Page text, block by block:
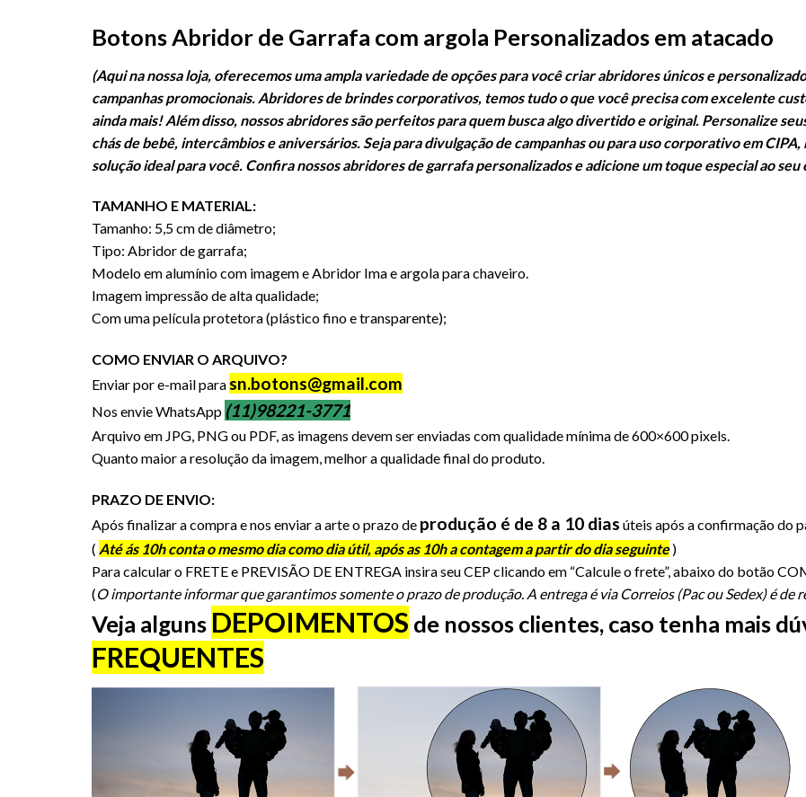
Botons Abridor de Garrafa com argola Personalizados em atacado
(Aqui na nossa loja, oferecemos uma ampla variedade de opções para você criar abridores únicos e
campanhas promocionais. Abridores de brindes corporativos, temos tudo o que você precisa com excelente
ainda mais! Além disso, nossos abridores são perfeitos para quem busca algo divertido e original. Personalize
chás de bebê, intercâmbios e aniversários. Seja para divulgação de campanhas ou para uso corporativo em
solução ideal para você. Confira nossos abridores de garrafa personalizados e adicione um toque especial ao
TAMANHO E MATERIAL:
Tamanho: 5,5 cm de diâmetro;
Tipo: Abridor de garrafa;
Modelo em alumínio com imagem e Abridor Ima e argola para chaveiro.
Imagem impressão de alta qualidade;
Com uma película protetora (plástico fino e transparente);
COMO ENVIAR O ARQUIVO?
Enviar por e-mail parasn.botons@gmail.com
Nos envie WhatsApp (11)98221-3771
Arquivo em JPG, PNG ou PDF, as imagens devem ser enviadas com qualidade mínima de 600×600 pixels.
Quanto maior a resolução da imagem, melhor a qualidade final do produto.
PRAZO DE ENVIO:
Após finalizar a compra e nos enviar a arte o prazo de produção é de 8 a 10 dias úteis após a confirmação do
( Até ás 10h conta o mesmo dia como dia útil, após as 10h a contagem a partir do dia seguinte)
Para calcular o FRETE e PREVISÃO DE ENTREGA insira seu CEP clicando em “Calcule o frete”, abaixo do botão
(O importante informar que garantimos somente o prazo de produção. A entrega é via Correios (Pac ou Sedex) é
Veja alguns DEPOIMENTOS de nossos clientes, caso tenha mais
FREQUENTES